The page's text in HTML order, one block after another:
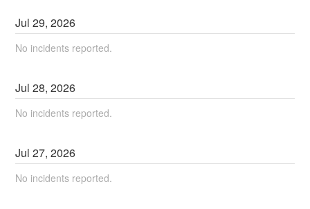
Jul29,2026
No incidents reported.
Jul28,2026
No incidents reported.
Jul27,2026
No incidents reported.